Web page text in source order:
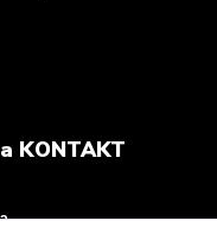
KONTAKT